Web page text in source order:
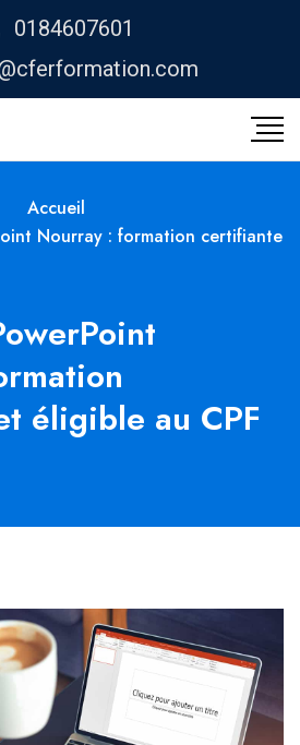
0184607601
Accueil
Nourray : formation certifiante
éligible au CPF